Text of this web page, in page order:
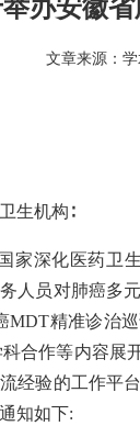
办安徽
文章来源：
生机构 ∶
家深化医药卫
人员对肺癌多
MDT精准诊治
合作等内容展
经验的工作平
知如下: